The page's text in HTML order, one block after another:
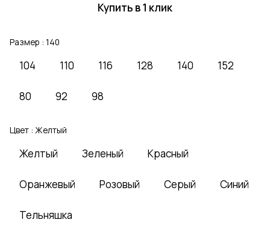
Купить в 1 клик
Размер : 140
104 110 116 128 140 152
80 92 98
Цвет : Желтый
Желтый Зеленый Красный
Оранжевый Розовый Серый Синий
Тельняшка